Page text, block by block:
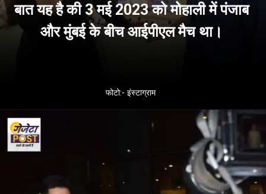
बात यह है की 3 मई 2023 को मोहाली में पंजाब
और मुंबई के बीच आईपीएल मैच था।
फोटो:- इंस्टाग्राम